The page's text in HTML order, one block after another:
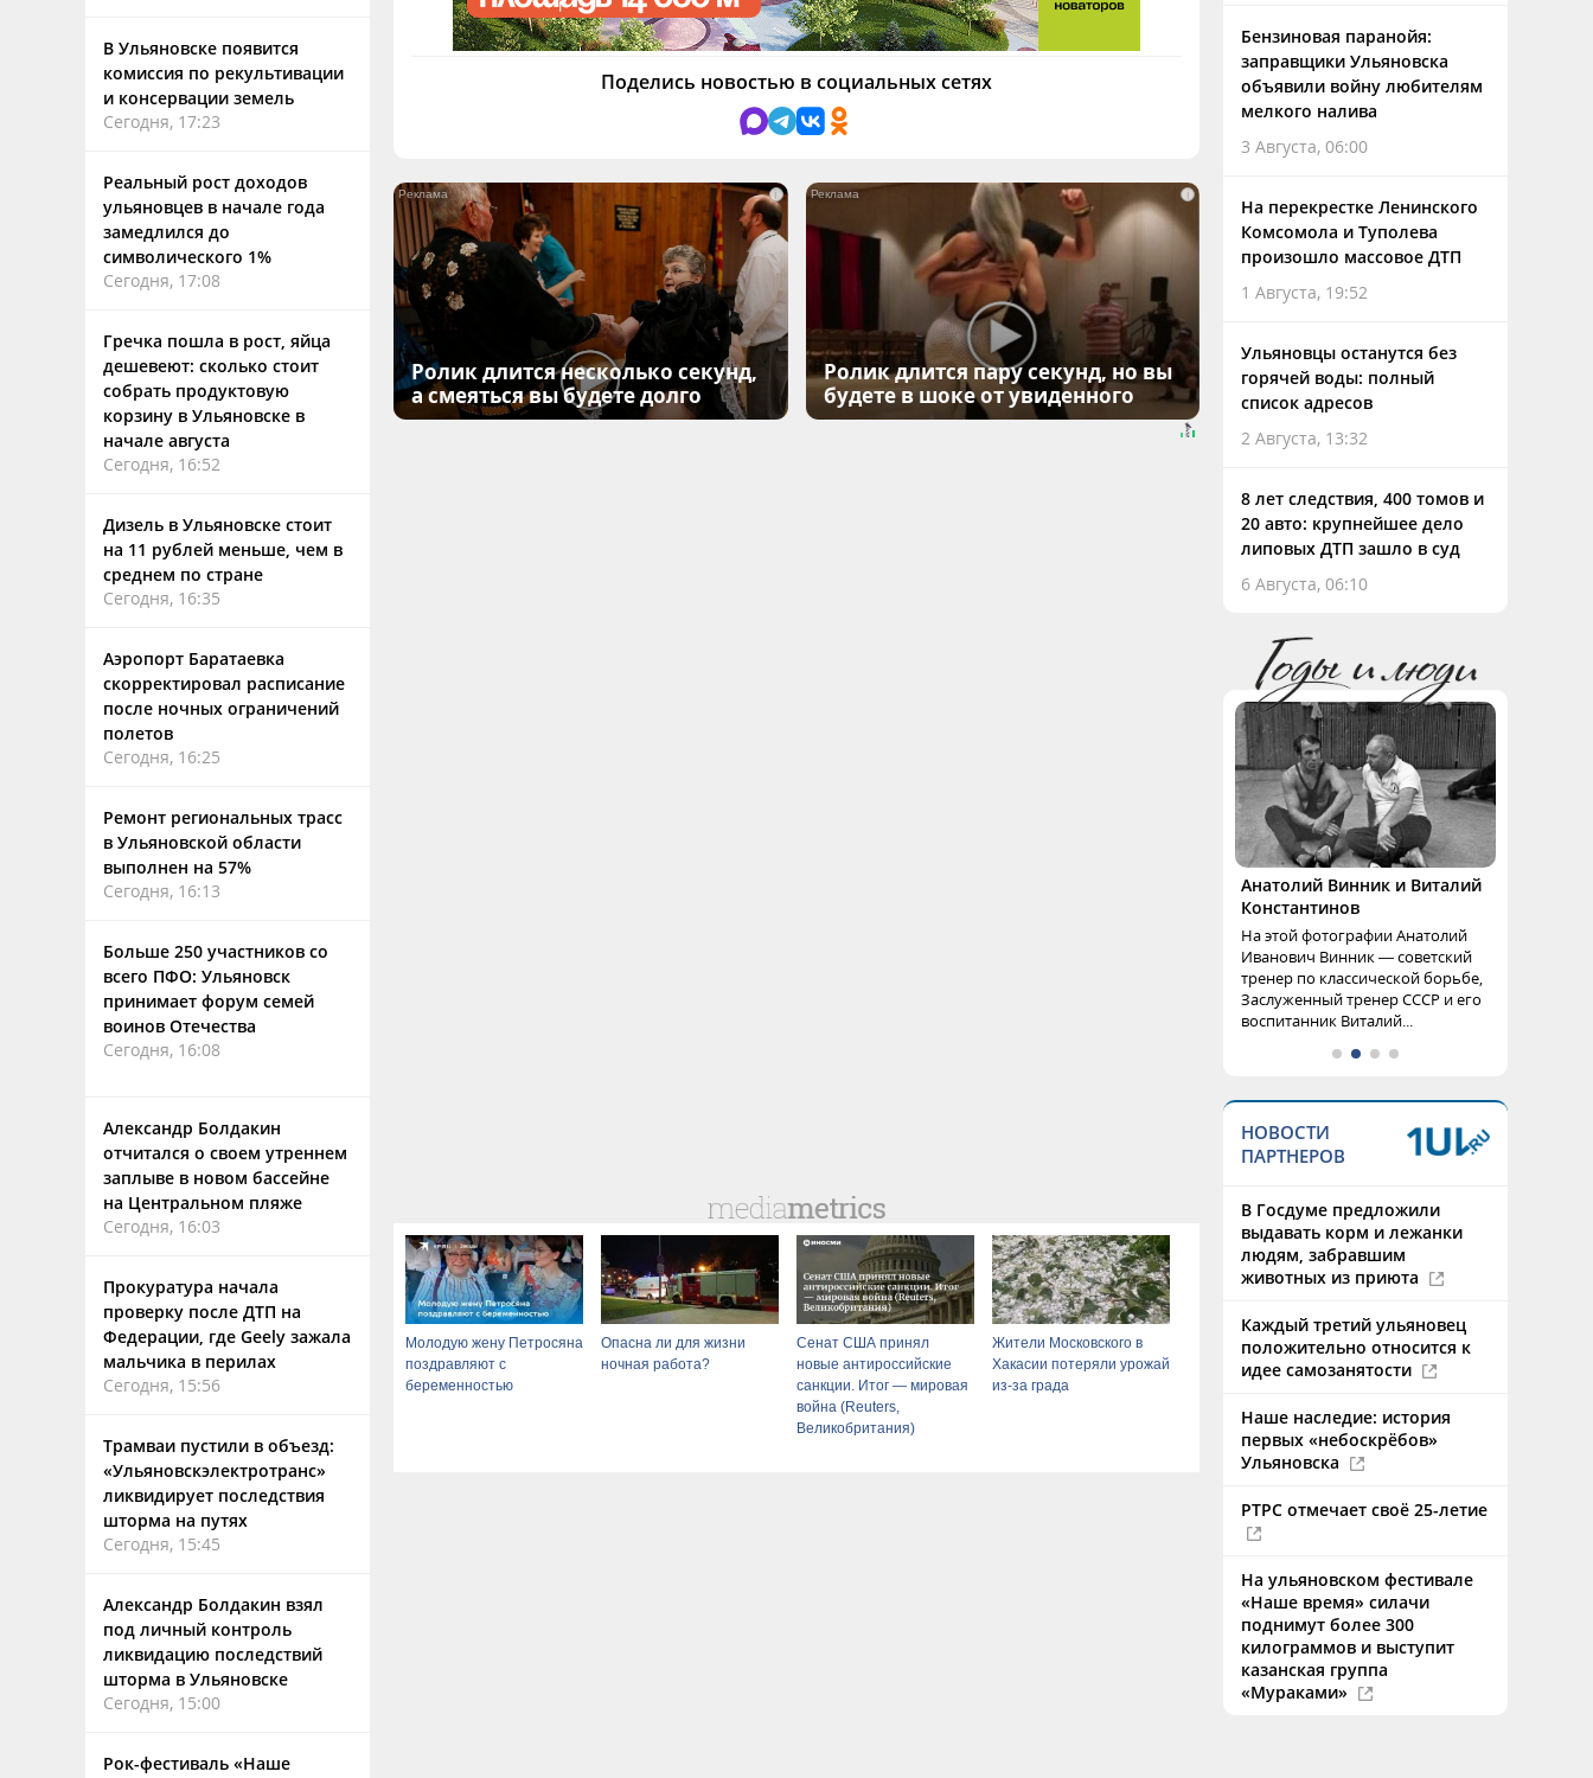
В Ульяновске появится
комиссия по рекультивации
и консервации земель
Сегодня, 17:23
Реальный рост доходов
ульяновцев в начале года
замедлился до
символического 1%
Сегодня, 17:08
Гречка пошла в рост, яйца
дешевеют: сколько стоит
собрать продуктовую
корзину в Ульяновске в
начале августа
Сегодня, 16:52
Дизель в Ульяновске стоит
на 11 рублей меньше, чем в
среднем по стране
Сегодня, 16:35
Аэропорт Баратаевка
скорректировал расписание
после ночных ограничений
полетов
Сегодня, 16:25
Ремонт региональных трасс
в Ульяновской области
выполнен на 57%
Сегодня, 16:13
Больше 250 участников со
всего ПФО: Ульяновск
принимает форум семей
воинов Отечества
Сегодня, 16:08
Александр Болдакин
отчитался о своем утреннем
заплыве в новом бассейне
на Центральном пляже
Сегодня, 16:03
Прокуратура начала
проверку после ДТП на
Федерации, где Geely зажала
мальчика в перилах
Сегодня, 15:56
Трамваи пустили в объезд:
«Ульяновскэлектротранс»
ликвидирует последствия
шторма на путях
Сегодня, 15:45
Александр Болдакин взял
под личный контроль
ликвидацию последствий
шторма в Ульяновске
Сегодня, 15:00
Рок-фестиваль «Наше
Поделись новостью в социальных сетях
i
Ролик длится несколько секунд,
а смеяться вы будете долго
i
Ролик длится пару секунд, но вы
будете в шоке от увиденного
Молодую жену Петросяна
поздравляют с
беременностью
Опасна ли для жизни
ночная работа?
Сенат США принял
новые антироссийские
санкции. Итог — мировая
война (Reuters,
Великобритания)
Жители Московского в
Хакасии потеряли урожай
из-за града
Бензиновая паранойя:
заправщики Ульяновска
объявили войну любителям
мелкого налива
3 Августа, 06:00
На перекрестке Ленинского
Комсомола и Туполева
произошло массовое ДТП
1 Августа, 19:52
Ульяновцы останутся без
горячей воды: полный
список адресов
2 Августа, 13:32
8 лет следствия, 400 томов и
20 авто: крупнейшее дело
липовых ДТП зашло в суд
6 Августа, 06:10
Анатолий Винник и Виталий
Константинов
На этой фотографии Анатолий
Иванович Винник — советский
тренер по классической борьбе,
Заслуженный тренер СССР и его
воспитанник Виталий...
НОВОСТИ
ПАРТНЕРОВ
В Госдуме предложили
выдавать корм и лежанки
людям, забравшим
животных из приюта
Каждый третий ульяновец
положительно относится к
идее самозанятости
Наше наследие: история
первых «небоскрёбов»
Ульяновска
РТРС отмечает своё 25-летие
На ульяновском фестивале
«Наше время» силачи
поднимут более 300
килограммов и выступит
казанская группа
«Мураками»